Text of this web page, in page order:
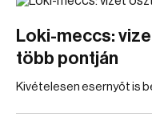
Loki-meccs:
több pontján
Kivételesen esernyőt is